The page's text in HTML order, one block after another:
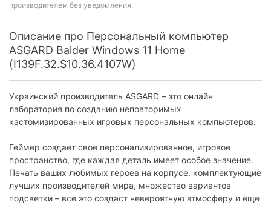
производителем без уведомления.
Описание про Персональный компьютер
ASGARD Balder Windows 11 Home
(I139F.32.S10.36.4107W)
Украинский производитель ASGARD – это онлайн
лаборатория по созданию неповторимых
кастомизированных игровых персональных компьютеров.
Геймер создает свое персонализированное, игровое
пространство, где каждая деталь имеет особое значение.
Печать ваших любимых героев на корпусе, комплектующие
лучших производителей мира, множество вариантов
подсветки – все это создаст невероятную атмосферу и еще